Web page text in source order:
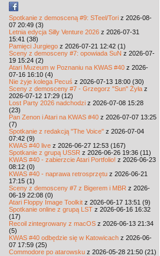
Spotkanie z demosceną #9: STeel/Tori z 2026-08-
07 20:49 (3)
Letnia edycja Silly Venture 2026 z 2026-07-31
15:41 (38)
Pamięci Jurgiego z 2026-07-21 12:42 (1)
Sceny z demosceny #7: opowiada SuN z 2026-07-
19 15:24 (2)
Atari Muzeum w Poznaniu na KWAS #40 z 2026-
07-16 16:10 (4)
Nie żyje kolega Pecuś z 2026-07-13 18:00 (30)
Sceny z demosceny #7 - Grzegorz "Sun" Żyła z
2026-07-12 17:29 (12)
Lost Party 2026 nadchodzi z 2026-07-08 15:28
(23)
Pan Zenon i Atari na KWAS #40 z 2026-07-07 13:25
(7)
Spotkanie z redakcją "The Voice" z 2026-07-04
07:42 (9)
KWAS #40 live z 2026-06-27 12:53 (167)
Spotkanie z grupą USSR z 2026-06-26 19:36 (11)
KWAS #40 - zabierzcie Atari Portfolio! z 2026-06-23
08:12 (0)
KWAS #40 - naprawa retrosprzętu z 2026-06-21
17:15 (1)
Sceny z demosceny #7 z Bigerem i MBR z 2026-
06-19 22:08 (0)
Atari Floppy Image Toolkit z 2026-06-17 13:51 (9)
Spotkanie online z grupą LST z 2026-06-16 16:32
(17)
Recoil zintegrowany z macOS z 2026-06-13 21:34
(5)
KWAS #40 odbędzie się w Katowicach z 2026-06-
07 17:59 (25)
Commodore po atarowsku z 2026-05-28 21:50 (21)